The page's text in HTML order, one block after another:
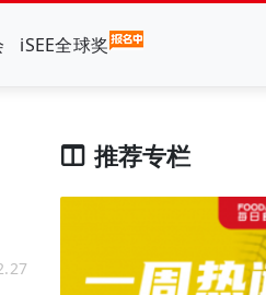
iSEE全球奖
推荐专栏